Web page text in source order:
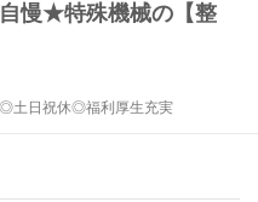
慢★特殊機械の【整
◎土日祝休◎福利厚生充実